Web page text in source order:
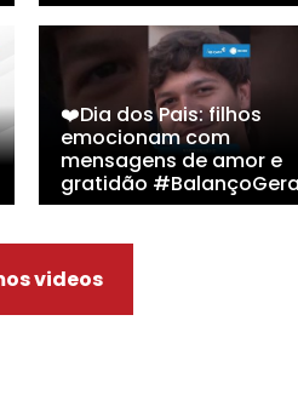
❤️Dia dos Pais: filhos
emocionam com
mensagens de amor e
gratidão
videos